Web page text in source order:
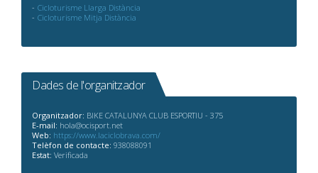
Cicloturisme Llarga Distància
Cicloturisme Mitja Distància
Dades de l'organitzador
Organitzador: BIKE CATALUNYA CLUB ESPORTIU - 375
E-mail: hola@ocisport.net
Web: https://www.laciclobrava.com/
Telèfon de contacte: 938088091
Estat: Verificada